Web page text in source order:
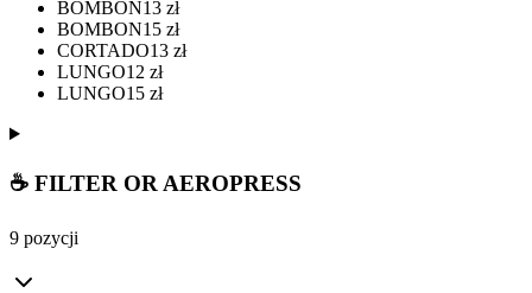
BOMBON13 zł
BOMBON15 zł
CORTADO13 zł
LUNGO12 zł
LUNGO15 zł
☕ FILTER OR AEROPRESS
9 pozycji